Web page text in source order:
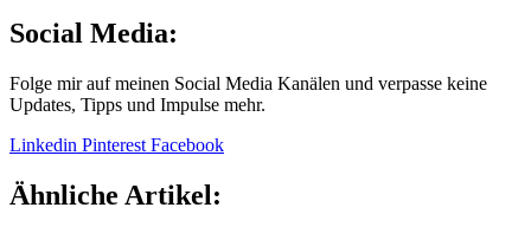
Social Media:
Folge mir auf meinen Social Media Kanälen und verpasse keine
Updates, Tipps und Impulse mehr.
Linkedin Pinterest Facebook
Ähnliche Artikel: